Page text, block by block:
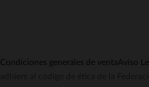
Condiciones generales de ventaAviso